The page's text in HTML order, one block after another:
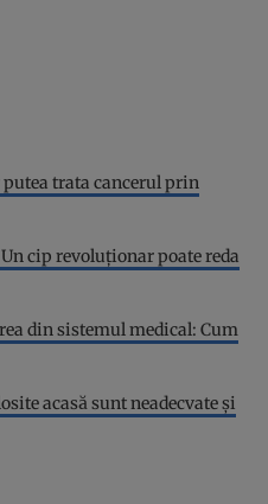
trata cancerul prin
cip revoluționar poate reda
din sistemul medical: Cum
acasă sunt neadecvate și